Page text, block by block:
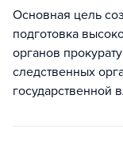
Основная цель
подготовка
органов
следственных
государственной